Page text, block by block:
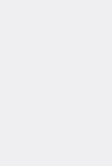
restaurantes.
mucho más